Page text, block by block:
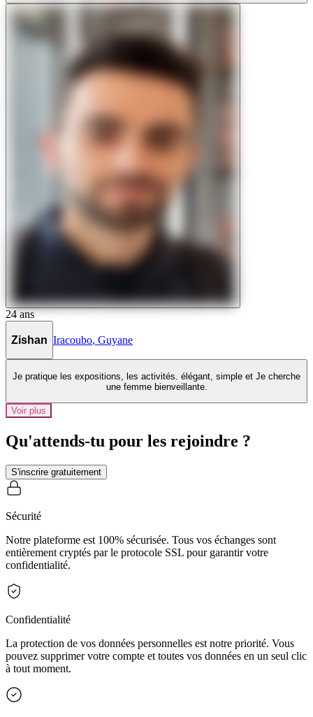
24 ans
Zishan Iracoubo, Guyane
Je pratique les expositions, les activités. élégant, simple et Je cherche
une femme bienveillante.
Voir plus
Qu'attends-tu pour les rejoindre ?
S'inscrire gratuitement
Sécurité
Notre plateforme est 100% sécurisée. Tous vos échanges sont
entièrement cryptés par le protocole SSL pour garantir votre
confidentialité.
Confidentialité
La protection de vos données personnelles est notre priorité. Vous
pouvez supprimer votre compte et toutes vos données en un seul clic
à tout moment.